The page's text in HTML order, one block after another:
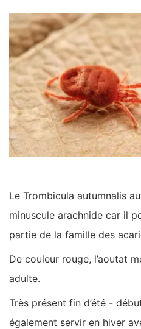
Le Trombicula autumnalis
minuscule arachnide car il
partie de la famille des
De couleur rouge, l’aoutat
adulte.
Très présent fin d’été -
également servir en hiver